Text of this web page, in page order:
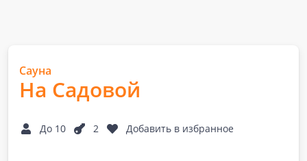
Сауна
На Садовой
До 10 2 Добавить в избранное